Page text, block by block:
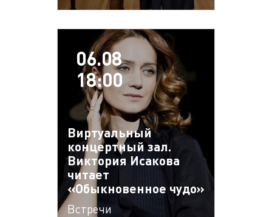
06.08
18:00
Виртуальный
концертный зал.
Виктория Исакова
читает
«Обыкновенное чудо»
Встречи